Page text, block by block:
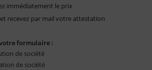
immédiatement le prix
et recevez par mail votre attestation
formulaire :
de société
de société